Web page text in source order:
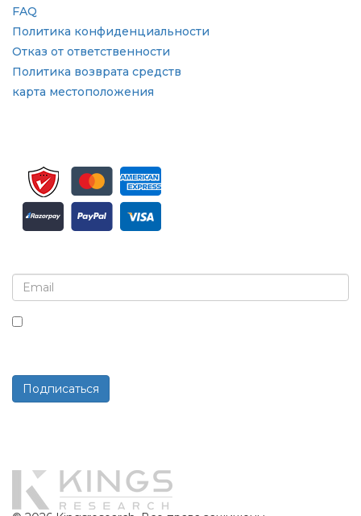
FAQ
Политика конфиденциальности
Отказ от ответственности
Политика возврата средств
карта местоположения
Подписаться